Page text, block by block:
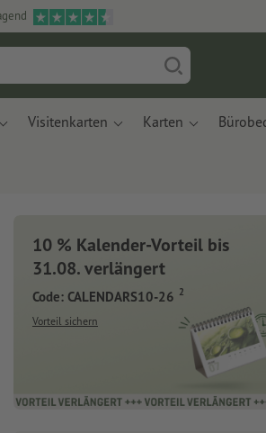
Visitenkarten Karten
10 % Kalender-Vorteil bis
31.08. verlängert
Code: CALENDARS10-26 2
Vorteil sichern